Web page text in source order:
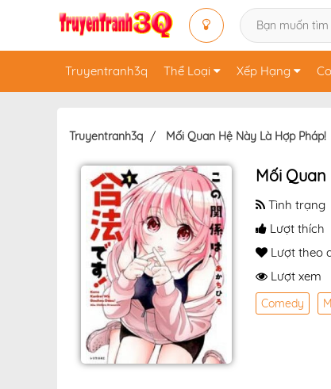
Truyentranh3q Thể Loại Xếp Hạng
Truyentranh3q Mối Quan Hệ Này Là Hợp Pháp!
Mối Quan
Tình trạng
Lượt thích
Lượt theo
Lượt xem
Comedy